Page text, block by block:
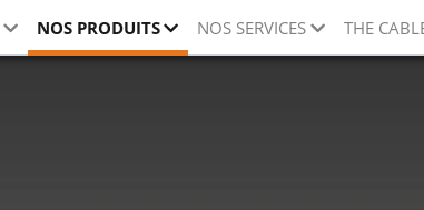
NOS PRODUITS NOS SERVICES THE